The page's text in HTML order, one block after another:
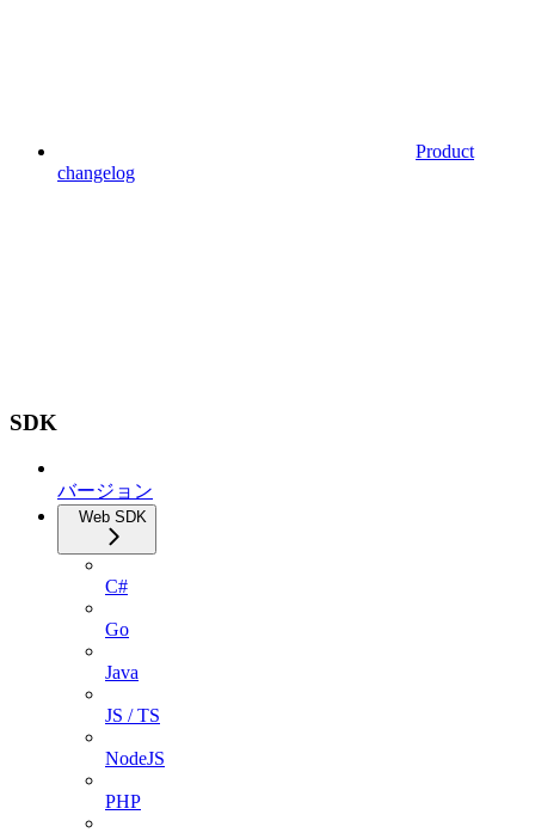
Product
changelog
SDK
バージョン
Web SDK
C#
Go
Java
JS / TS
NodeJS
PHP